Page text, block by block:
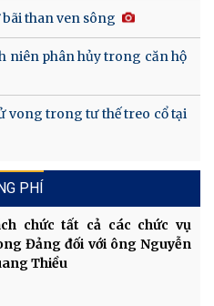
than ven sông
niên phân hủy trong căn hộ
vong trong tư thế treo cổ tại
PHÍ
chức tất cả các chức vụ
Đảng đối với ông Nguyễn
Thiều